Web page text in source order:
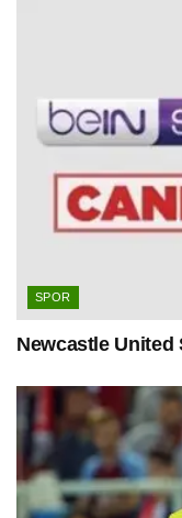
SPOR
Newcastle United